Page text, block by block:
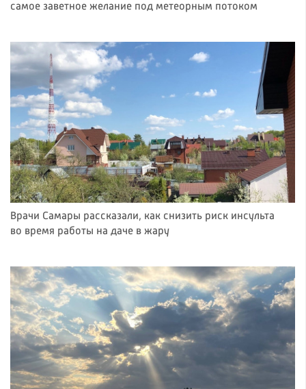
самое заветное желание под метеорным потоком
Врачи Самары рассказали, как снизить риск инсульта
во время работы на даче в жару